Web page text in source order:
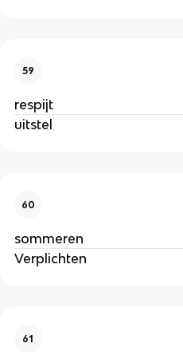
59
respijt
uitstel
60
sommeren
Verplichten
61